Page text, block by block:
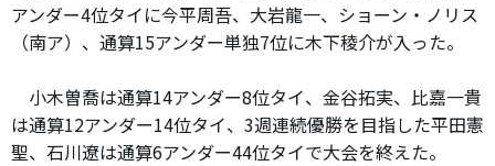
アンダー4位タイに今平周吾、大岩龍一、ショーン・ノリス
（南ア）、通算15アンダー単独7位に木下稜介が入った。
小木曽喬は通算14アンダー8位タイ、金谷拓実、比嘉一貴
は通算12アンダー14位タイ、3週連続優勝を目指した平田憲
聖、石川遼は通算6アンダー44位タイで大会を終えた。